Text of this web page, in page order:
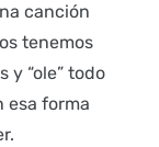
canción
tenemos
y “ole” todo
esa forma